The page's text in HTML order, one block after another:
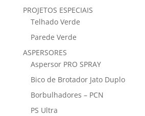
PROJETOS ESPECIAIS
Telhado Verde
Parede Verde
ASPERSORES
Aspersor PRO SPRAY
Bico de Brotador Jato Duplo
Borbulhadores – PCN
PS Ultra